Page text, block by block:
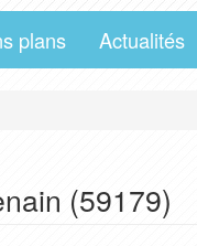
plans Actualités
(59179)